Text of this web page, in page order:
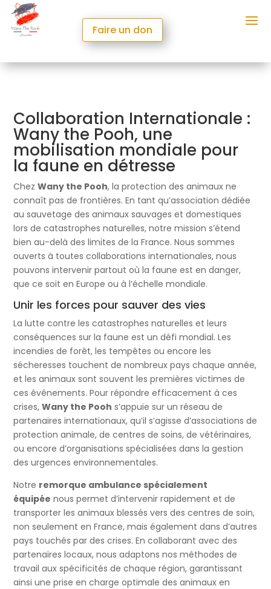
Faire un don
Collaboration Internationale :
Wany the Pooh, une
mobilisation mondiale pour
la faune en détresse
ChezWany the Pooh, la protection des animaux ne
connaît pas de frontières. En tant qu’association dédiée
au sauvetage des animaux sauvages et domestiques
lors de catastrophes naturelles, notre mission s’étend
bien au-delà des limites de la France. Nous sommes
ouverts à toutes collaborations internationales, nous
pouvons intervenir partout où la faune est en danger,
que ce soit en Europe ou à l’échelle mondiale.
Unir les forces pour sauver des vies
La lutte contre les catastrophes naturelles et leurs
conséquences sur la faune est un défi mondial. Les
incendies de forêt, les tempêtes ou encore les
sécheresses touchent de nombreux pays chaque année,
et les animaux sont souvent les premières victimes de
ces événements. Pour répondre efficacement à ces
crises,Wany the Pooh s’appuie sur un réseau de
partenaires internationaux, qu’il s’agisse d’associations de
protection animale, de centres de soins, de vétérinaires,
ou encore d’organisations spécialisées dans la gestion
des urgences environnementales.
Notre remorque ambulance spécialement
équipée nous permet d’intervenir rapidement et de
transporter les animaux blessés vers des centres de soin,
non seulement en France, mais également dans d’autres
pays touchés par des crises. En collaborant avec des
partenaires locaux, nous adaptons nos méthodes de
travail aux spécificités de chaque région, garantissant
ainsi une prise en charge optimale des animaux en